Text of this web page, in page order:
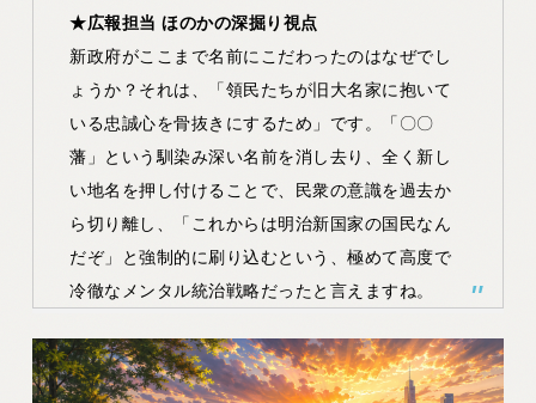
★広報担当 ほのかの深掘り視点
新政府がここまで名前にこだわったのはなぜでし
ょうか？それは、
「領民たちが旧大名家に抱いて
いる忠誠心を骨抜きにするため」 です。「〇〇
藩」という馴染み深い名前を消し去り、全く新し
い地名を押し付けることで、民衆の意識を過去か
ら切り離し、「これからは明治新国家の国民なん
だぞ」と強制的に刷り込むという、極めて高度で
冷徹なメンタル統治戦略だったと言えますね。